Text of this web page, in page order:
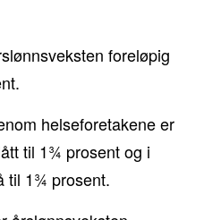
foreløpig
helseforetakene er
til 1¾ prosent og i
til 1¾ prosent.